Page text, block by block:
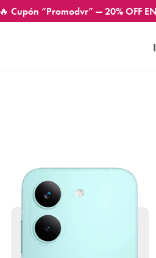
🔥 Cupón “Promodvr” — 20% OFF